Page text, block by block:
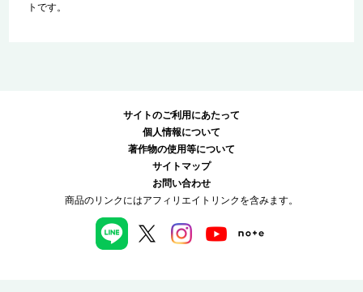
トです。
サイトのご利用にあたって
個人情報について
著作物の使用等について
サイトマップ
お問い合わせ
商品のリンクにはアフィリエイトリンクを含みます。